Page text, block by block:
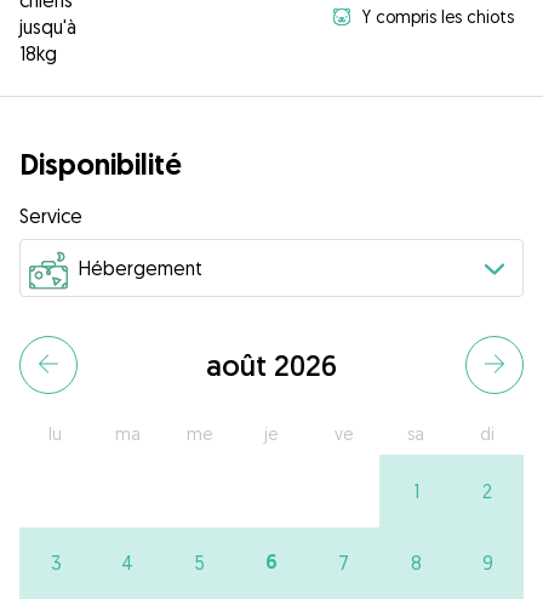
jusqu'à
18kg
Y compris les chiots
Disponibilité
Service
août 2026
lu ma me je ve sa di
1 2
3 4 5 6 7 8 9